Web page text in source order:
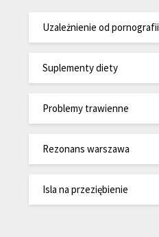
Uzależnienie od pornografii
Suplementy diety
Problemy trawienne
Rezonans warszawa
Isla na przeziębienie